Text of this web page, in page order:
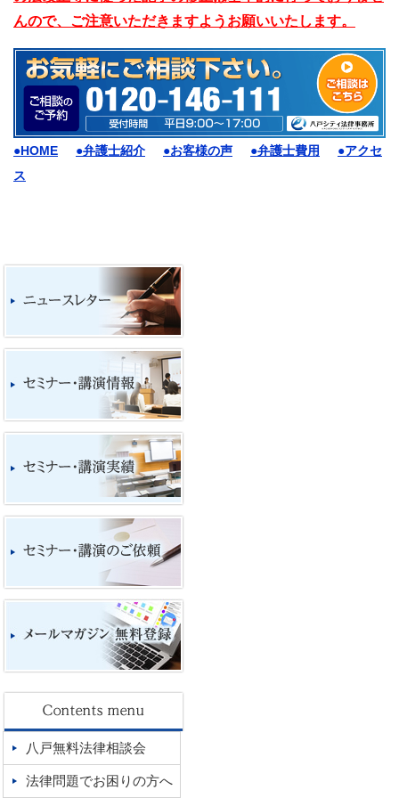
んので、ご注意いただきますようお願いいたします。
●HOME ●弁護士紹介 ●お客様の声 ●弁護士費用
●アクセ
ス
八戸無料法律相談会
法律問題でお困りの方へ